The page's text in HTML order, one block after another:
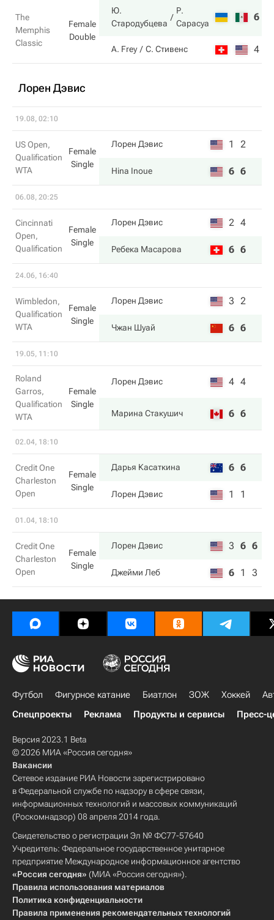
The
Memphis
Classic
Female
Double
Ю.
Стародубцева
Р.
Сарасуа
6
A. Frey С. Стивенс 4
Лорен Дэвис
19.08, 02:10
US Open,
Qualification
WTA
Female
Single
Лорен Дэвис 1 2
Hina Inoue 6 6
06.08, 20:25
Cincinnati
Open,
Qualification
Female
Single
Лорен Дэвис 2 4
Ребека Масарова 6 6
24.06, 16:40
Wimbledon,
Qualification
WTA
Female
Single
Лорен Дэвис 3 2
Чжан Шуай 6 6
19.05, 11:10
Roland
Garros,
Qualification
WTA
Female
Single
Лорен Дэвис 4 4
Марина Стакушич 6 6
02.04, 18:10
Credit One
Charleston
Open
Female
Single
Дарья Касаткина 6 6
Лорен Дэвис 1 1
01.04, 18:10
Credit One
Charleston
Open
Female
Single
Лорен Дэвис 3 6 6
Джейми Леб 6 1 3
Футбол Фигурное катание Биатлон ЗОЖ Хоккей
Спецпроекты
Реклама Продукты и сервисы Пресс-
Версия 2023.1 Beta
© 2026 МИА «Россия сегодня»
Вакансии
Сетевое издание РИА Новости зарегистрировано
в Федеральной службе по надзору в сфере связи,
информационных технологий и массовых коммуникаций
(Роскомнадзор) 08 апреля 2014 года.
Свидетельство о регистрации Эл № ФС77-57640
Учредитель: Федеральное государственное унитарное
предприятие Международное информационное агентство
«Россия сегодня» (МИА «Россия сегодня»).
Правила использования материалов
Политика конфиденциальности
Правила применения рекомендательных технологий